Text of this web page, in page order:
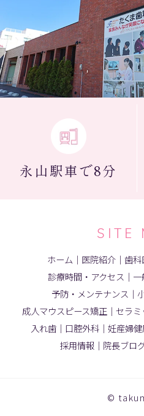
永山駅車で8分
SITE
ホーム ｜ 医院紹介 ｜ 歯科
診療時間・アクセス ｜
予防・メンテナンス ｜
成人マウスピース矯正｜ セラ
入れ歯｜ 口腔外科｜ 妊産婦
採用情報 ｜ 院長ブロ
©